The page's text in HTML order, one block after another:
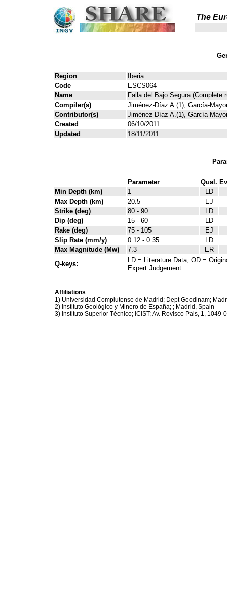
The
Region
Iberia
Code
ESCS064
Name
Falla del Bajo Segura (Complete
Compiler(s)
Jiménez-Díaz A.(1), García-
Contributor(s)
Jiménez-Díaz A.(1), García-
Created
06/10/2011
Updated
18/11/2011
Parameter Qual.
Min Depth (km)
1
LD
Max Depth (km)
20.5
EJ
Strike (deg)
80 - 90
LD
Dip (deg)
15 - 60
LD
Rake (deg)
75 - 105
EJ
Slip Rate (mm/y)
0.12 - 0.35
LD
Max Magnitude (Mw)
7.3
ER
Q-keys:
LD = Literature Data; OD =
Expert Judgement
Affiliations
1) Universidad Complutense de Madrid; Dept Geodinam;
2) Instituto Geológico y Minero de España; ; Madrid, Spain
3) Instituto Superior Técnico; ICIST; Av. Rovisco Pais, 1,